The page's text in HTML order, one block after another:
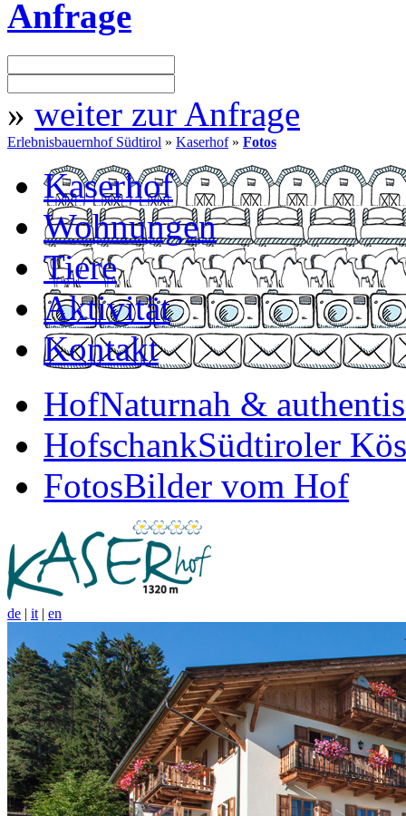
Anfrage
» weiter zur Anfrage
Erlebnisbauernhof Südtirol » Kaserhof» Fotos
Kaserhof
Wohnungen
Tiere
Aktivität
Kontakt
HofNaturnah &
HofschankSüdtiroler
FotosBilder vom Hof
de | it | en